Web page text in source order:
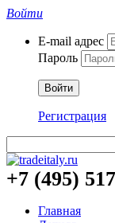
Войти
E-mail адрес
Пароль
Войти
Регистрация
+7 (495)
Главная